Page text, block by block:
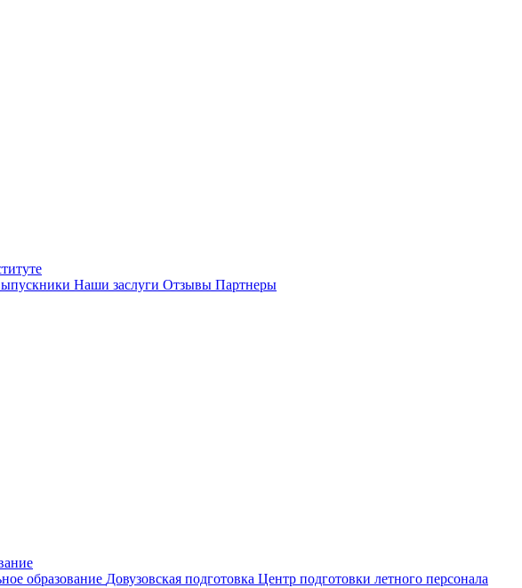
Наши заслуги Отзывы Партнеры
образование Довузовская подготовка Центр подготовки летного персонала